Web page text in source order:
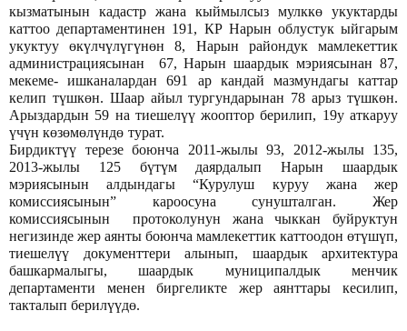
кызматынын кадастр жана кыймылсыз мулккө укуктарды
каттоо департаментинен 191, КР Нарын облустук ыйгарым
укуктуу өкүлчүлүгүнөн 8, Нарын райондук мамлекеттик
администрациясынан 67, Нарын шаардык мэриясынан 87,
мекеме- ишканалардан 691 ар кандай мазмундагы каттар
келип түшкөн. Шаар айыл тургундарынан 78 арыз түшкөн.
Арыздардын 59 на тиешелүү жооптор берилип, 19у аткаруу
үчүн көзөмөлүндө турат.
Бирдиктүү терезе боюнча 2011-жылы 93, 2012-жылы 135,
2013-жылы 125 бүтүм даярдалып Нарын шаардык
мэриясынын алдындагы “Курулуш куруу жана жер
комиссиясынын” кароосуна сунушталган. Жер
комиссиясынын протоколунун жана чыккан буйруктун
негизинде жер аянты боюнча мамлекеттик каттоодон өтүшүп,
тиешелүү документтери алынып, шаардык архитектура
башкармалыгы, шаардык муниципалдык менчик
департаменти менен биргеликте жер аянттары кесилип,
такталып берилүүдө.